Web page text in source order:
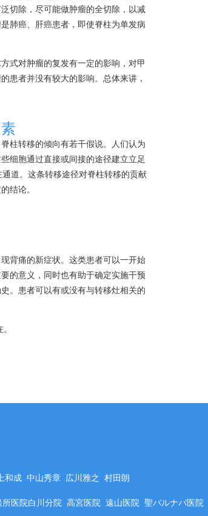
切除，尽可能做肿瘤的全切除，以减
肺癌、 肝癌患者，即使脊柱为单发病
式对肿瘤的复发有一定的影响，对甲
患者并没有较大的影响。总体来讲，
柱转移的倾向有若干假说。人们认为
细胞通过直接或间接的途径建立立足
道。这条转移途径对脊柱转移的贡献
结论。
背痛的新症状。这类患者可以一开始
的意义，同时也有助于确定实施干预
。患者可以有或没有与转移灶相关的
和成 中山秀章 広川雅之 村田朗
医院白川分院 高宮医院 遠山医院 聖バルナバ医院